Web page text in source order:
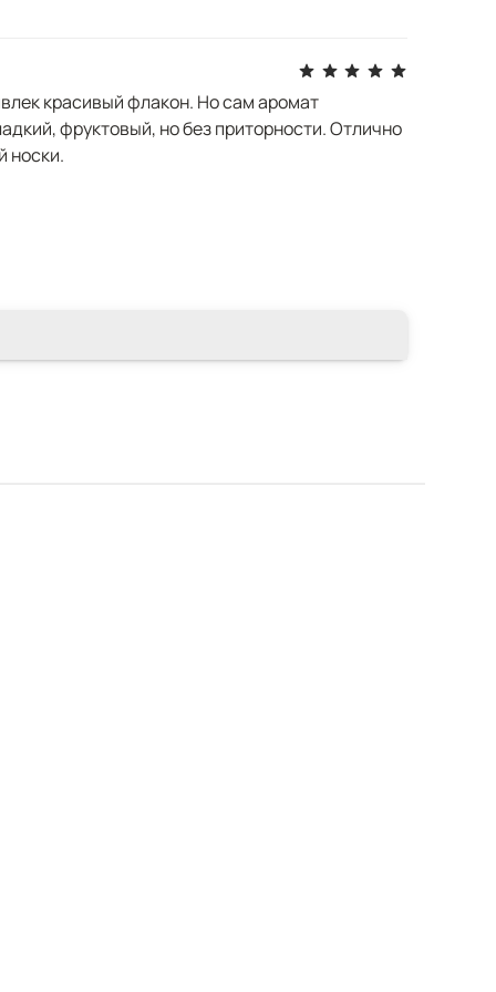
красивый флакон. Но сам аромат
фруктовый, но без приторности. Отлично
носки.